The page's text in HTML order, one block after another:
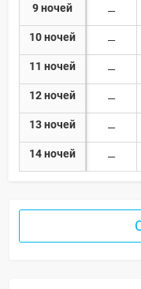
9 ночей
10 ночей
11 ночей
12 ночей
13 ночей
14 ночей